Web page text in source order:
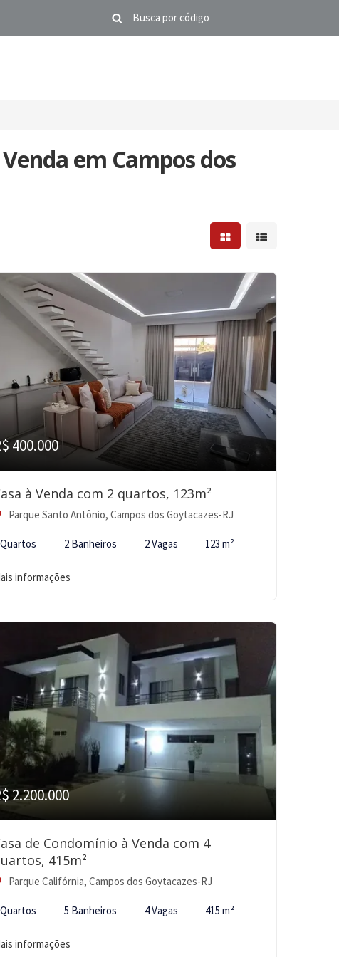
em Campos dos
Mostrar resultados em
Mostrar
400.000
à Venda com 2 quartos, 123m²
Parque Santo Antônio, Campos dos Goytacazes-RJ
2 Banheiros 2 Vagas 123 m²
informações
2.200.000
de Condomínio à Venda com 4
415m²
Parque Califórnia, Campos dos Goytacazes-RJ
5 Banheiros 4 Vagas 415 m²
informações